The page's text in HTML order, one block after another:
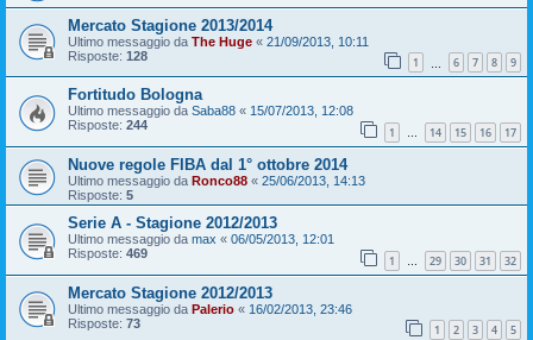
Mercato Stagione 2013/2014
Ultimo messaggio da The Huge « 21/09/2013, 10:11
Risposte: 128 1 6 7 8 9
Fortitudo Bologna
Ultimo messaggio da Saba88 « 15/07/2013, 12:08
Risposte: 244 1 … 14 15 16 17
Nuove regole FIBA dal 1° ottobre 2014
Ultimo messaggio da Ronco88 « 25/06/2013, 14:13
Risposte: 5
Serie A - Stagione 2012/2013
Ultimo messaggio da max « 06/05/2013, 12:01
Risposte: 469 1 … 29 30 31 32
Mercato Stagione 2012/2013
Ultimo messaggio da Palerio « 16/02/2013, 23:46
Risposte: 73 1 2 3 4 5